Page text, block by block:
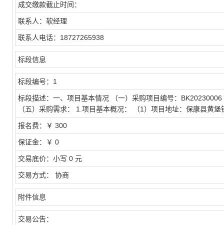
成交缴款截止时间：
联系人： 软经理
联系人电话： 18727265938
标段信息
标段编号： 1
标段描述： 一、项目基本情况 （一）采购项目编号：
（五）采购需求： 1.项目基本概况： （1）项目地址：保康县黄
报名费： ￥ 300
保证金： ￥ 0
交易底价： 小写 0 元
交易方式： 协商
附件信息
交易公告：